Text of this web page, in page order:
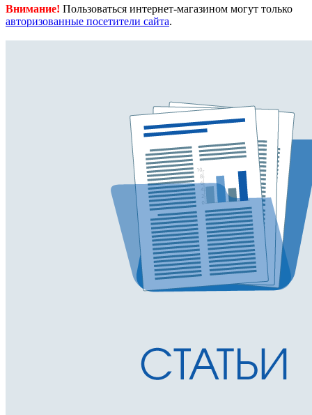
Внимание! Пользоваться интернет-магазином могут только
авторизованные посетители сайта.